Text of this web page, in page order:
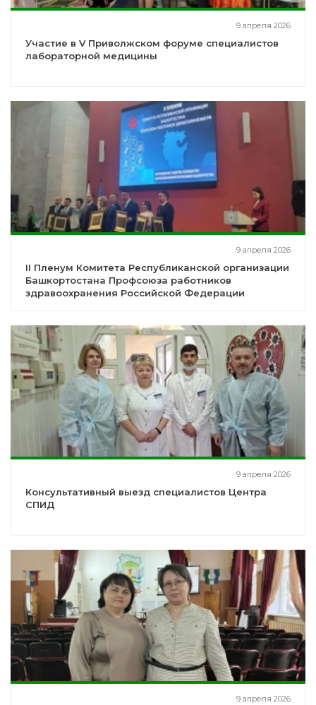
9 апреля 2026
Участие в V Приволжском форуме специалистов
лабораторной медицины
9 апреля 2026
II Пленум Комитета Республиканской организации
Башкортостана Профсоюза работников
здравоохранения Российской Федерации
9 апреля 2026
Консультативный выезд специалистов Центра
СПИД
9 апреля 2026